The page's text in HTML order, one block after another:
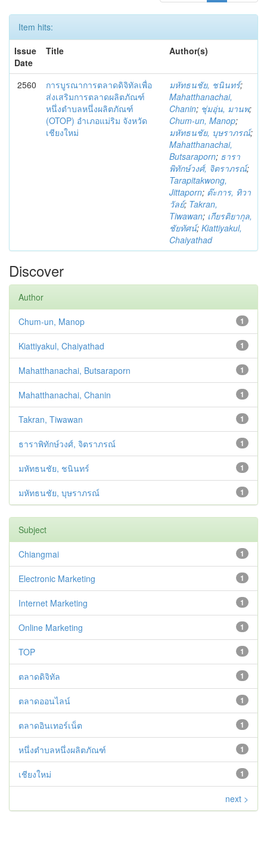
Item hits:
Issue
Date
Title Author(s)
2560
การบูรณาการตลาดดิจิทัลเพื่อ
ส่งเสริมการตลาดผลิตภัณฑ์
หนึ่งตำบลหนึ่งผลิตภัณฑ์
(OTOP) อำเภอแม่ริม จังหวัด
เชียงใหม่
มหัทธนชัย, ชนินทร์;
Mahatthanachai,
Chanin; ชุ่มอุ่น, มานพ;
Chum-un, Manop;
มหัทธนชัย, บุษราภรณ์;
Mahatthanachai,
Butsaraporn; ธารา
พิทักษ์วงศ์, จิตราภรณ์;
Tarapitakwong,
Jittaporn; ต๊ะการ, ทิวา
วัลย์; Takran,
Tiwawan; เกียรติยากุล,
ชัยทัศน์; Kiattiyakul,
Chaiyathad
Discover
Author
1
Chum-un, Manop
1
Kiattiyakul, Chaiyathad
1
Mahatthanachai, Butsaraporn
1
Mahatthanachai, Chanin
1
Takran, Tiwawan
1
ธาราพิทักษ์วงศ์, จิตราภรณ์
1
มหัทธนชัย, ชนินทร์
1
มหัทธนชัย, บุษราภรณ์
Subject
1
Chiangmai
1
Electronic Marketing
1
Internet Marketing
1
Online Marketing
1
TOP
1
ตลาดดิจิทัล
1
ตลาดออนไลน์
1
ตลาดอินเทอร์เน็ต
1
หนึ่งตำบลหนึ่งผลิตภัณฑ์
1
เชียงใหม่
next >